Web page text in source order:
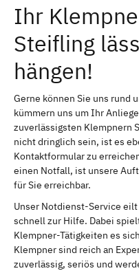
Ihr
Steifling
hängen!
Gerne können Sie uns rund
kümmern uns um Ihr
zuverlässigsten Klempnern
nicht dringlich sein, ist es
Kontaktformular zu
einen Notfall, ist unsere
für Sie erreichbar.
Unser Notdienst-Service
schnell zur Hilfe. Dabei
Klempner-Tätigkeiten es
Klempner sind reich an
zuverlässig, seriös und